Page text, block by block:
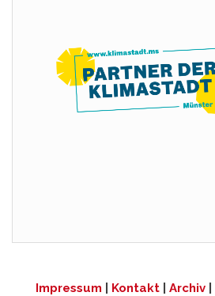
Impressum Kontakt Archiv